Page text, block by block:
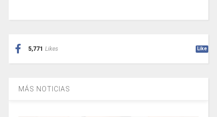
5,771 Likes Like
MÁS NOTICIAS